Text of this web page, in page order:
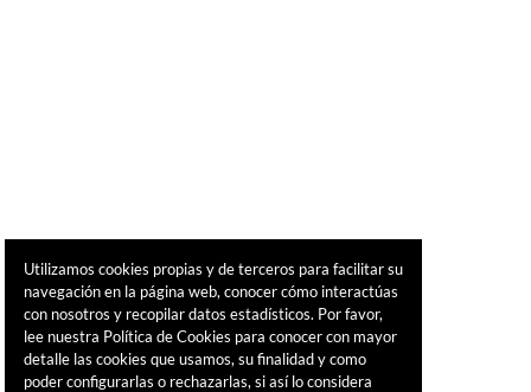
Utilizamos cookies propias y de terceros para facilitar su
navegación en la página web, conocer cómo interactúas
con nosotros y recopilar datos estadísticos. Por favor,
lee nuestra Política de Cookies para conocer con mayor
detalle las cookies que usamos, su finalidad y como
poder configurarlas o rechazarlas, si así lo considera